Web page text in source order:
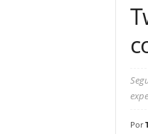
Por